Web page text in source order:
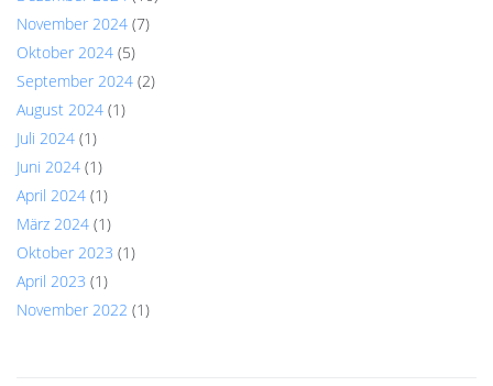
November 2024 (7)
Oktober 2024 (5)
September 2024 (2)
August 2024 (1)
Juli 2024 (1)
Juni 2024 (1)
April 2024 (1)
März 2024 (1)
Oktober 2023 (1)
April 2023 (1)
November 2022 (1)